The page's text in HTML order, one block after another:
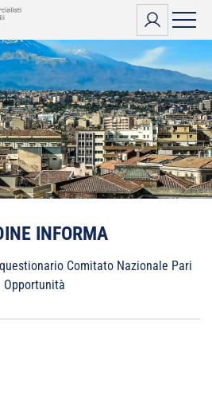
INFORMA
questionario Comitato Nazionale Pari
Opportunità